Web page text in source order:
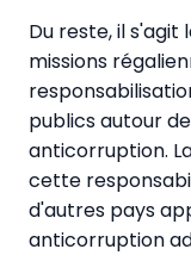
Du reste, il
missions
publics autour
anticorruption.
cette
d'autres pays
anticorruption